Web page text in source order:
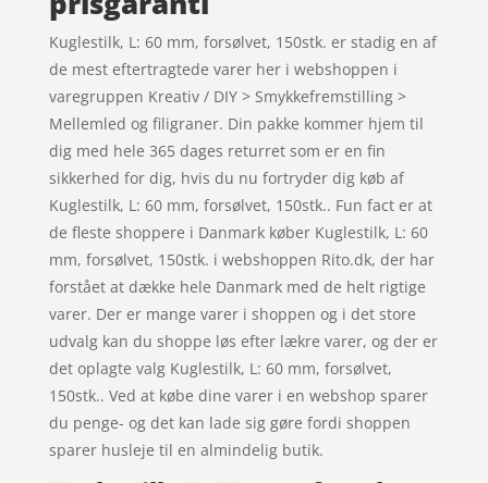
Kuglestilk, L: 60 mm, forsølvet, 150stk. er stadig en af
de mest eftertragtede varer her i webshoppen i
varegruppen Kreativ / DIY > Smykkefremstilling >
Mellemled og filigraner. Din pakke kommer hjem til
dig med hele 365 dages returret som er en fin
sikkerhed for dig, hvis du nu fortryder dig køb af
Kuglestilk, L: 60 mm, forsølvet, 150stk.. Fun fact er at
de fleste shoppere i Danmark køber Kuglestilk, L: 60
mm, forsølvet, 150stk. i webshoppen Rito.dk, der har
forstået at dække hele Danmark med de helt rigtige
varer. Der er mange varer i shoppen og i det store
udvalg kan du shoppe løs efter lækre varer, og der er
det oplagte valg Kuglestilk, L: 60 mm, forsølvet,
150stk.. Ved at købe dine varer i en webshop sparer
du penge- og det kan lade sig gøre fordi shoppen
sparer husleje til en almindelig butik.